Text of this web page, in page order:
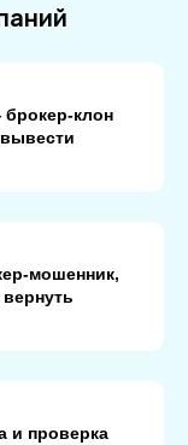
клон
мошенник,
и проверка